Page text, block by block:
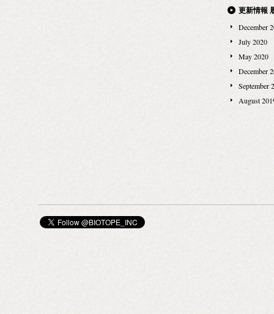
hello@papiertigre.jp
参加費：¥3,000 税込(お茶、お菓
| パピエ ティグル 2012 年にパリを拠点に活動をスタ
ート。元々文具の専門家ではなく、クリエイティブ
気持ちでPAPIER TIGRE を設立。表面的なデザイン
だけでなく「グラフィック」「遊び心」「実用性」
「行動を喚起する」といった要素も大切にしていま
す。また、既存の文具とは違う新しいスタイル
く、デスクまわり、家の中、文章をやりとりするシ
ーンなど、ライフスタイルで活躍する、主に紙を用
イテムを展開しています。ブランドプロフィールの
つづきはコチラから kerzon | ケルゾン ポップと伝統
の融合＿2013年にスタートし、流行の発信地マレ地
区に旗艦店を去年オープンした「ケルゾン」は、パ
更新情報
December
July 2020
May 2020
December
September
August